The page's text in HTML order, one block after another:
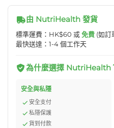
由 NutriHealth 發貨
標準運費：HK$60 或免費 (如
最快送達：1-4 個工作天
為什麼選擇 NutriHealth
安全與私隱
安全支付
私隱保護
貨到付款